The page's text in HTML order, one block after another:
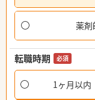
薬剤
転職時期 必須
1ヶ月以内